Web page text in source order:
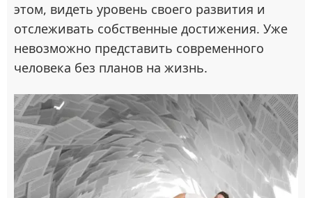
этом, видеть уровень своего развития и
отслеживать собственные достижения. Уже
невозможно представить современного
человека без планов на жизнь.